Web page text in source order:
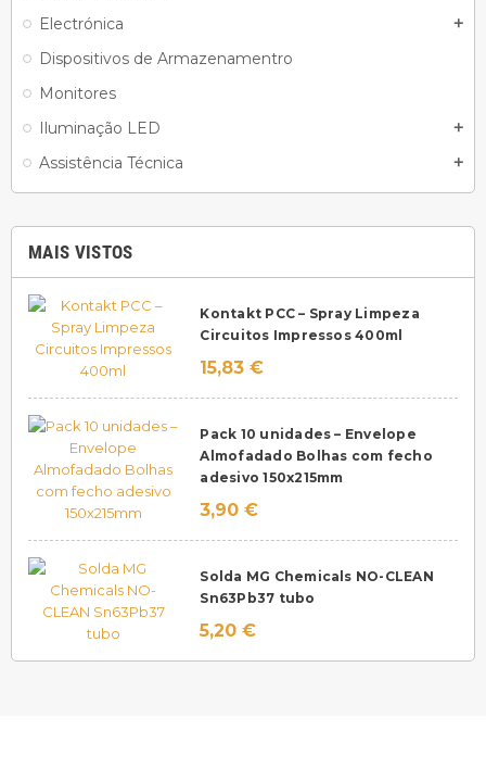
Electrónica
add
Dispositivos de Armazenamentro
Monitores
Iluminação LED
add
Assistência Técnica add
MAIS VISTOS
Kontakt PCC – Spray Limpeza
Circuitos Impressos 400ml
15,83 €
Pack 10 unidades – Envelope
Almofadado Bolhas com fecho
adesivo 150x215mm
3,90 €
Solda MG Chemicals NO-CLEAN
Sn63Pb37 tubo
5,20 €